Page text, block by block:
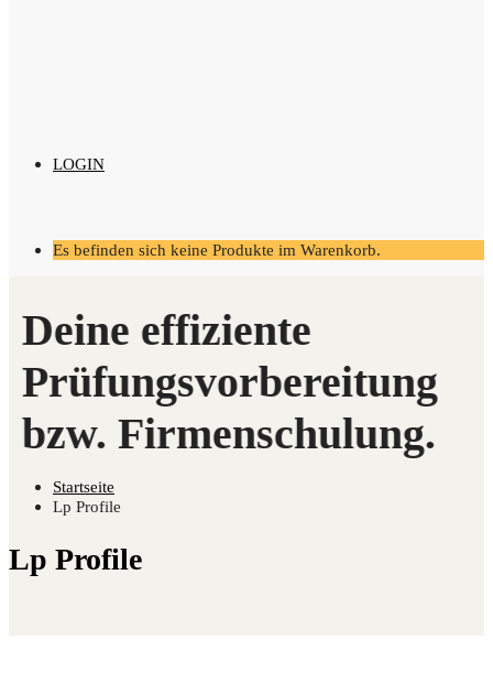
LOGIN
Es befinden sich keine Produkte im Warenkorb.
Startseite
Lp Profile
Lp Pro­fi­le